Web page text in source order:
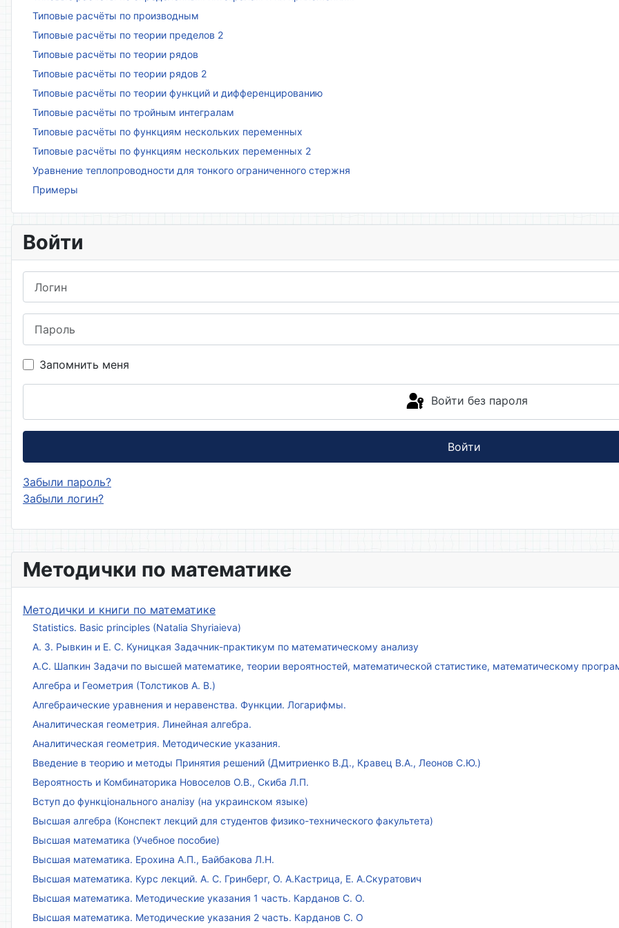
Методички по математике
Методички и книги по математике
Statistics. Basic principles (Natalia Shyriaieva)
А. З. Рывкин и Е. С. Куницкая Задачник-практикум по математическому анализу
А.С. Шапкин Задачи по высшей математике, теории вероятностей, математической статистике, математическому
Алгебра и Геометрия (Толстиков А. В.)
Алгебраические уравнения и неравенства. Функции. Логарифмы.
Аналитическая геометрия. Линейная алгебра.
Аналитическая геометрия. Методические указания.
Введение в теорию и методы Принятия решений (Дмитриенко В.Д., Кравец В.А., Леонов С.Ю.)
Вероятность и Комбинаторика Новоселов О.В., Скиба Л.П.
Вступ до функціонального аналізу (на украинском языке)
Высшая алгебра (Конспект лекций для студентов физико-технического факультета)
Высшая математика (Учебное пособие)
Высшая математика. Ерохина А.П., Байбакова Л.Н.
Высшая математика. Курс лекций. А. С. Гринберг, О. А.Кастрица, Е. А.Скуратович
Высшая математика. Методические указания 1 часть. Карданов С. О.
Высшая математика. Методические указания 2 часть. Карданов С. О
Типовые расчёты по производным
Типовые расчёты по теории пределов 2
Типовые расчёты по теории рядов
Типовые расчёты по теории рядов 2
Типовые расчёты по теории функций и дифференцированию
Типовые расчёты по тройным интегралам
Типовые расчёты по функциям нескольких переменных
Типовые расчёты по функциям нескольких переменных 2
Уравнение теплопроводности для тонкого ограниченного стержня
Примеры
Войти
Запомнить меня
Войти без пароля
Войти
Забыли пароль?
Забыли логин?